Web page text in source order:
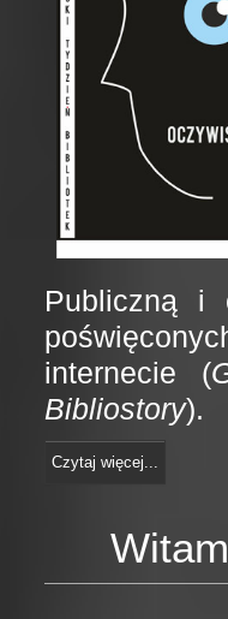
Publiczną i
internecie (
Bibliostory).
Czytaj więcej...